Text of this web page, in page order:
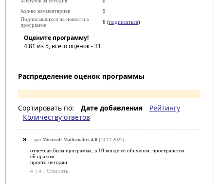
Кол-во комментариев
9
Подписавшихся на новости о
программе
6 (подписаться)
Оцените программу!
4.81 из 5, всего оценок -31
Распределение оценок программы
Сортировать по: Дате добавления
Рейтингу
Количеству ответов
я про Microsoft Mathematics 4.0[23-11-2022]
отличная была программа, в 10 винде её обнулили, пространство
ей прахом...
просто негодяи
4 | 4 | Ответить